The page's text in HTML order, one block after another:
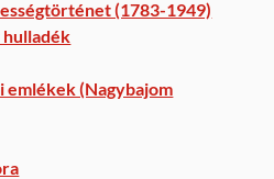
(1783-1949)
emlékek (Nagybajom